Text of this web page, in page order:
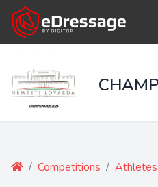
/ Competitions / Athletes